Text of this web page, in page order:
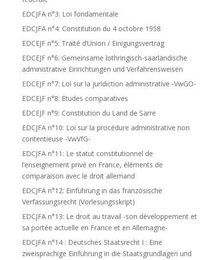
EDCJFA n°3: Loi fondamentale
EDCJFA n°4: Constitution du 4 octobre 1958
EDCEJF n°5: Traité d’Union / Einigungsvertrag
EDCEJF n°6: Gemeinsame lothringisch-saarländische
administrative Einrichtungen und Verfahrensweisen
EDCEJF n°7: Loi sur la juridiction administrative -VwGO-
EDCEJF n°8: Etudes comparatives
EDCEJF n°9: Constitution du Land de Sarre
EDCJFA n°10: Loi sur la procédure administrative non
contentieuse -VwVfG-
EDCJFA n°11: Le statut constitutionnel de
l’enseignement privé en France, éléments de
comparaison avec le droit allemand
EDCJFA n°12: Einführung in das französische
Verfassungsrecht (Vorlesungsskript)
EDCJFA n°13: Le droit au travail -son développement et
sa portée actuelle en France et en Allemagne-
EDCJFA n°14 : Deutsches Staatsrecht I : Eine
zweisprachige Einführung in die Staatsgrundlagen und